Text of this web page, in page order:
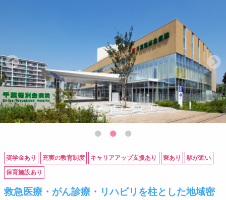
奨学金あり 充実の教育制度 キャリアアップ支援あり 寮あり 駅が近い
保育施設あり
救急医療・がん診療・リハビリを柱とした地域密